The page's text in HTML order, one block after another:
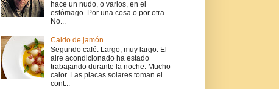
hace un nudo, o varios, en el
estómago. Por una cosa o por otra.
No...
Caldo de jamón
Segundo café. Largo, muy largo. El
aire acondicionado ha estado
trabajando durante la noche. Mucho
calor. Las placas solares toman el
cont...